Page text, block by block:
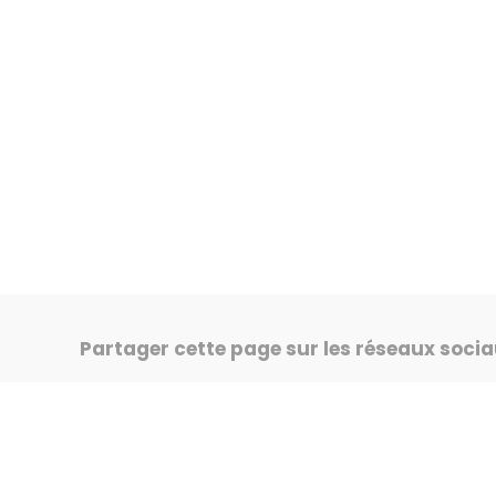
Partager cette page sur les réseaux